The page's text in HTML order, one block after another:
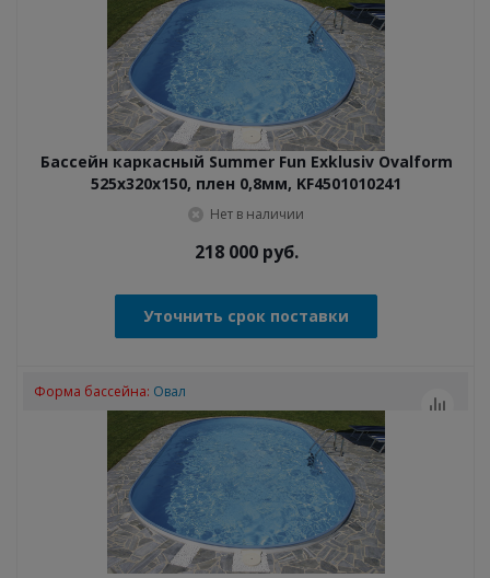
Бассейн каркасный Summer Fun Exklusiv Ovalform
525x320x150, плен 0,8мм, KF4501010241
Нет в наличии
218 000руб.
Уточнить срок поставки
Форма бассейна: Овал